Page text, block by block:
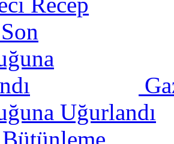
Uğurlandı